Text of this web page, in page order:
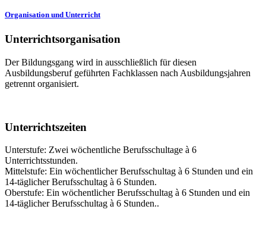
Organisation und Unterricht
Unterrichtsorganisation
Der Bildungsgang wird in ausschließlich für diesen
Ausbildungsberuf geführten Fachklassen nach Ausbildungsjahren
getrennt organisiert.
Unterrichtszeiten
Unterstufe: Zwei wöchentliche Berufsschultage à 6
Unterrichtsstunden.
Mittelstufe: Ein wöchentlicher Berufsschultag à 6 Stunden und ein
14-täglicher Berufsschultag à 6 Stunden.
Oberstufe: Ein wöchentlicher Berufsschultag à 6 Stunden und ein
14-täglicher Berufsschultag à 6 Stunden..